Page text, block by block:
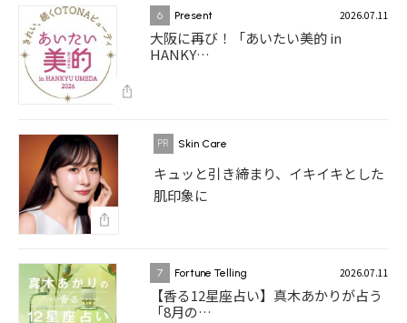
6 Present 2026.07.11
大阪に再び！「あいたい美的 in
HANKY…
Skin Care
キュッと引き締まり、イキイキとした
肌印象に
7 Fortune Telling 2026.07.11
【香る12星座占い】真木あかりが占う
「8月の…